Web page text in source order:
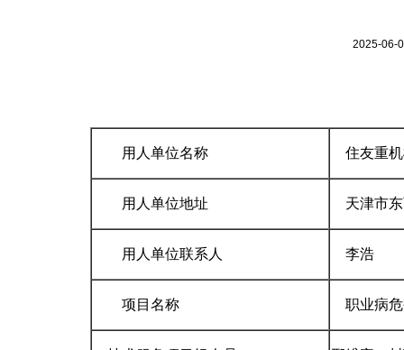
2025-
用人单位名称 住友重机
用人单位地址 天津市东
用人单位联系人 李浩
项目名称 职业病危